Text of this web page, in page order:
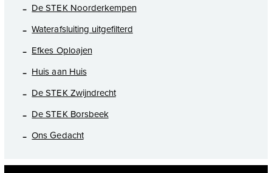
De STEK Noorderkempen
Waterafsluiting uitgefilterd
Efkes Oploajen
Huis aan Huis
De STEK Zwijndrecht
De STEK Borsbeek
Ons Gedacht